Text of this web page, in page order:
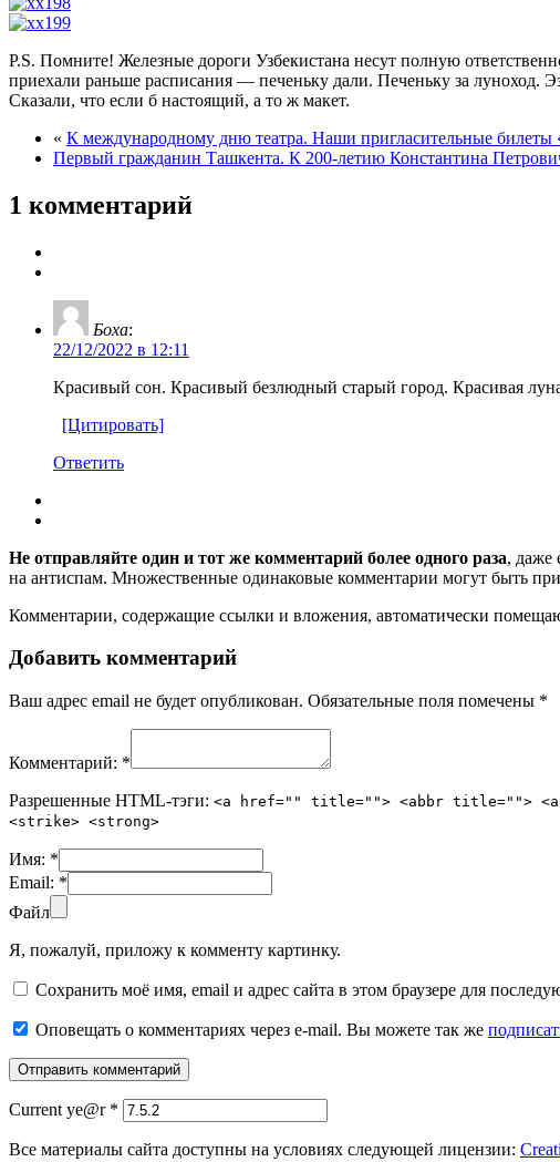
P.S. Помните! Железные дороги Узбекистана несут полную
приехали раньше расписания — печеньку дали. Печеньку за луноход.
Сказали, что если б настоящий, а то ж макет.
« К международному дню театра. Наши пригласительные билеты
Первый гражданин Ташкента. К 200-летию Константина
1 комментарий
Боха:
22/12/2022 в 12:11
Красивый сон. Красивый безлюдный старый город. Красивая
[Цитировать]
Ответить
Не отправляйте один и тот же комментарий более одного раза, даже
на антиспам. Множественные одинаковые комментарии могут быть
Комментарии, содержащие ссылки и вложения, автоматически
Добавить комментарий
Ваш адрес email не будет опубликован. Обязательные поля помечены *
Комментарий: *
Разрешенные HTML-тэги: <a href="" title=""> <abbr title="">
<strike> <strong>
Имя: *
Email: *
Файл
Я, пожалуй, приложу к комменту картинку.
Сохранить моё имя, email и адрес сайта в этом браузере для
Оповещать о комментариях через e-mail. Вы можете так же
Current ye@r *
Все материалы сайта доступны на условиях следующей лицензии: